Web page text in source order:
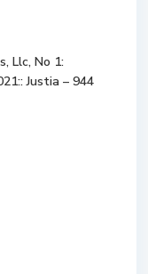
Llc, No 1:
Justia – 944